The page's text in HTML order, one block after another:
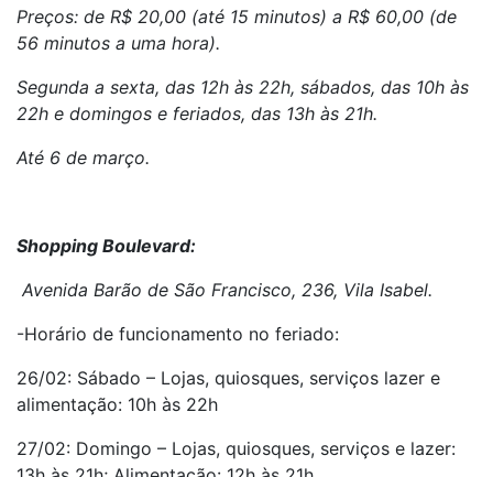
Preços: de R$ 20,00 (até 15 minutos) a R$ 60,00 (de
56 minutos a uma hora).
Segunda a sexta, das 12h às 22h, sábados, das 10h às
22h e domingos e feriados, das 13h às 21h.
Até 6 de março.
Shopping Boulevard:
Avenida Barão de São Francisco, 236, Vila Isabel.
-Horário de funcionamento no feriado:
26/02: Sábado – Lojas, quiosques, serviços lazer e
alimentação: 10h às 22h
27/02: Domingo – Lojas, quiosques, serviços e lazer: